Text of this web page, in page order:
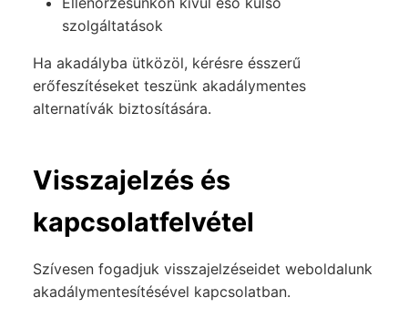
szolgáltatások
Ha akadályba ütközöl, kérésre ésszerű
erőfeszítéseket teszünk akadálymentes
alternatívák biztosítására.
Visszajelzés és
kapcsolatfelvétel
Szívesen fogadjuk visszajelzéseidet weboldalunk
akadálymentesítésével kapcsolatban.